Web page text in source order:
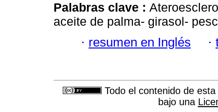
Palabras clave :
aceite de palma- girasol-
· resumen en Inglés ·
Todo el contenido de
bajo una